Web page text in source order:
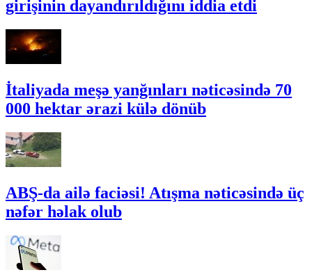
girişinin dayandırıldığını iddia etdi
İtaliyada meşə yanğınları nəticəsində 70
000 hektar ərazi külə dönüb
ABŞ-da ailə faciəsi! Atışma nəticəsində üç
nəfər həlak olub